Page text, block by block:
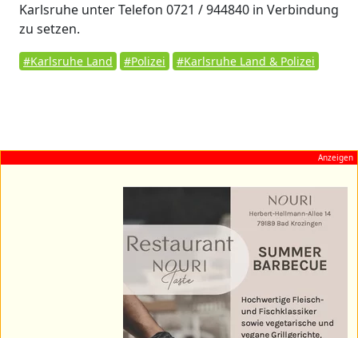
Karlsruhe unter Telefon 0721 / 944840 in Verbindung
zu setzen.
#Karlsruhe Land #Polizei #Karlsruhe Land & Polizei
Anzeigen